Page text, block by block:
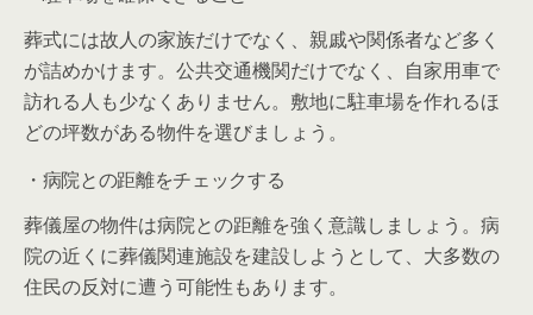
葬式には故人の家族だけでなく、親戚や関係者など多く
が詰めかけます。公共交通機関だけでなく、自家用車で
訪れる人も少なくありません。敷地に駐車場を作れるほ
どの坪数がある物件を選びましょう。
・病院との距離をチェックする
葬儀屋の物件は病院との距離を強く意識しましょう。病
院の近くに葬儀関連施設を建設しようとして、大多数の
住民の反対に遭う可能性もあります。